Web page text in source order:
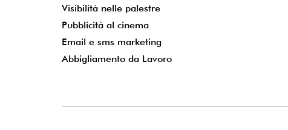
Visibilità nelle palestre
Pubblicità al cinema
Email e sms marketing
Abbigliamento da Lavoro